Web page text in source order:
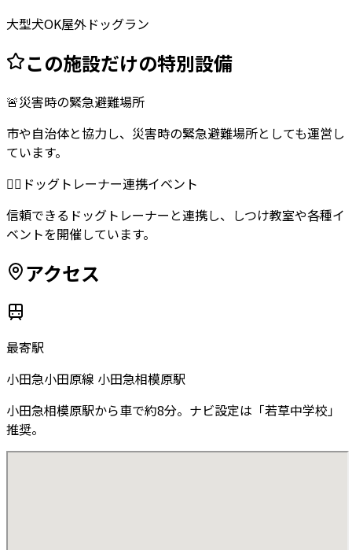
大型犬OK屋外ドッグラン
この施設だけの特別設備
🚨災害時の緊急避難場所
市や自治体と協力し、災害時の緊急避難場所としても運営し
ています。
🐕‍🦺 ドッグトレーナー連携イベント
信頼できるドッグトレーナーと連携し、しつけ教室や各種イ
ベントを開催しています。
アクセス
最寄駅
小田急小田原線 小田急相模原駅
小田急相模原駅から車で約8分。ナビ設定は「若草中学校」
推奨。